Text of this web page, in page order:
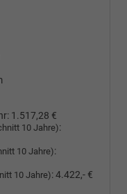
1.517,28 €
10 Jahre):
10 Jahre):
10 Jahre):4.422,- €